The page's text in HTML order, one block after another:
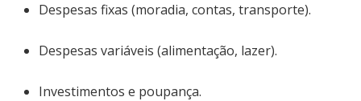
Despesas fixas (moradia, contas, transporte).
Despesas variáveis (alimentação, lazer).
Investimentos e poupança.